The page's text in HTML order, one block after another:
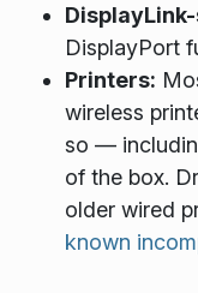
DisplayPort
Printers:
wireless
so —
of the box.
older wired
known